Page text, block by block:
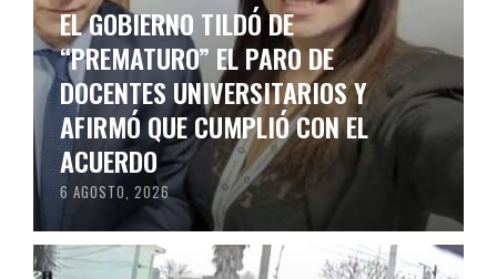
EL GOBIERNO TILDÓ DE
“PREMATURO” EL PARO DE
DOCENTES UNIVERSITARIOS Y
AFIRMÓ QUE CUMPLIÓ CON EL
ACUERDO
6 AGOSTO, 2026